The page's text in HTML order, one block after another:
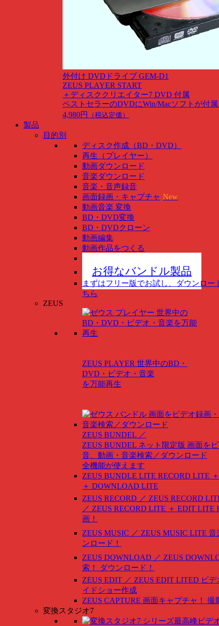
外付け DVDドライブ GEM-D1
ZEUS PLAYER START
＋ディスククリエイター7 DVD 付属
ベストセラーのDVDにWin/Macソフトが付
4,980円
（税込定価）
製品
目的別
ディスク作成（BD・DVD）
再生（プレイヤー）
動画ダウンロード
音楽ダウンロード
音楽・音声録音
画面録画・キャプチャ New
動画音楽 変換
BD・DVD変換
BD・DVDクローン
動画編集
動画作品をつくる
お得なバンドル製品
まずはフリー版でお試し、ダウンロー
ちら
ZEUS
ZEUS PLAYER 世界中のBD・
DVD・ビデオ・音楽
を万能再生
ZEUS BUNDEL ／
ZEUS BUNDEL ネット限定版 画面を
音、動画・音楽検索／ダウンロード
全機能が使えます
ZEUS BUNDLE LITE RECORD LITE
＋ DOWNLOAD LITE
ZEUS RECORD ／ ZEUS RECORD
／ ZEUS RECORD LITE ＋ EDIT LITE
画！
ZEUS MUSIC ／ ZEUS MUSIC LITE 音
ンロード！
ZEUS DOWNLOAD ／ ZEUS
索！ ダウンロード！
ZEUS EDIT ／ ZEUS EDIT LITED ビ
イドショー作成
ZEUS CAPTURE 画面キャプチャ！ 撮
変換スタジオ7